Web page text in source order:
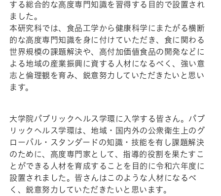
する総合的な高度専門知識を習得する目的で設置され
ました。
本研究科では、食品工学から健康科学にまたがる横断
的な高度専門知識を身に付けていただき、食に関わる
世界規模の課題解決や、高付加価値食品の開発などに
よる地域の産業振興に資する人材になるべく、強い意
志と倫理観を育み、鋭意努力していただきたいと思い
ます。
大学院パブリックヘルス学環に入学する皆さん。パブ
リックヘルス学環は、地域・国内外の公衆衛生上のグ
ローバル・スタンダードの知識・技能を有し課題解決
のために、高度専門家として、指導的役割を果たすこ
とができる人材を育成することを目的に令和六年度に
設置されました。皆さんはこのような人材になるべ
く、鋭意努力していただきたいと思います。